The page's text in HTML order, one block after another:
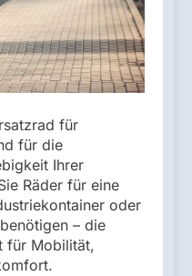
für
für die
Ihrer
Räder für eine
oder
– die
für Mobilität,